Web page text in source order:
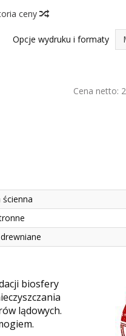
ceny
Opcje wydruku i formaty
Cena netto:
ścienna
biosfery
lądowych.